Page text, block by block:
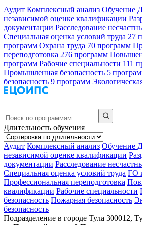
Аудит Комплексный анализ Обучение
независимой оценке квалификации
документации Расследование
Специальная оценка условий труда 27
программ Охрана труда 70 программ
переподготовка 276 программ
программ Рабочие специальности 111
Промышленная безопасность 5
безопасность 9 программ
Длительность обучения
Аудит Комплексный анализ Обучение
независимой оценке квалификации
документации Расследование
Специальная оценка условий труда ГО
Профессиональная переподготовка
квалификации Рабочие специальности
безопасность Пожарная безопасность
безопасность
Подразделение в городе Тула 300012,